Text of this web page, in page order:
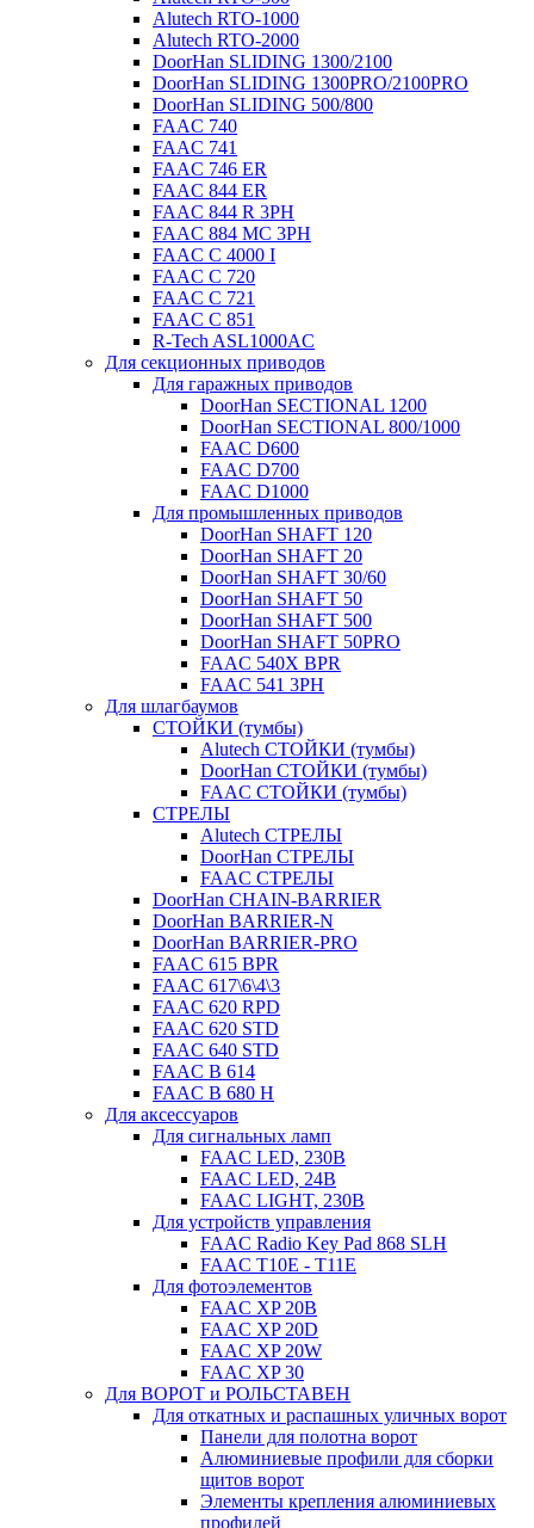
Alutech RTO-1000
Alutech RTO-2000
DoorHan SLIDING 1300/2100
DoorHan SLIDING 1300PRO/2100PRO
DoorHan SLIDING 500/800
FAAC 740
FAAC 741
FAAC 746 ER
FAAC 844 ER
FAAC 844 R 3PH
FAAC 884 MC 3PH
FAAC C 4000 I
FAAC C 720
FAAC C 721
FAAC C 851
R-Tech ASL1000AC
Для секционных приводов
Для гаражных приводов
DoorHan SECTIONAL 1200
DoorHan SECTIONAL 800/1000
FAAC D600
FAAC D700
FAAC D1000
Для промышленных приводов
DoorHan SHAFT 120
DoorHan SHAFT 20
DoorHan SHAFT 30/60
DoorHan SHAFT 50
DoorHan SHAFT 500
DoorHan SHAFT 50PRO
FAAC 540X BPR
FAAC 541 3PH
Для шлагбаумов
СТОЙКИ (тумбы)
Alutech СТОЙКИ (тумбы)
DoorHan СТОЙКИ (тумбы)
FAAC СТОЙКИ (тумбы)
СТРЕЛЫ
Alutech СТРЕЛЫ
DoorHan СТРЕЛЫ
FAAC СТРЕЛЫ
DoorHan CHAIN-BARRIER
DoorHan BARRIER-N
DoorHan BARRIER-PRO
FAAC 615 BPR
FAAC 617\6\4\3
FAAC 620 RPD
FAAC 620 STD
FAAC 640 STD
FAAC B 614
FAAC B 680 H
Для аксессуаров
Для сигнальных ламп
FAAC LED, 230B
FAAC LED, 24B
FAAC LIGHT, 230B
Для устройств управления
FAAC Radio Key Pad 868 SLH
FAAC T10E - T11E
Для фотоэлементов
FAAC XP 20B
FAAC XP 20D
FAAC XP 20W
FAAC XP 30
Для ВОРОТ и РОЛЬСТАВЕН
Для откатных и распашных уличных ворот
Панели для полотна ворот
Алюминиевые профили для сборки
щитов ворот
Элементы крепления алюминиевых
профилей